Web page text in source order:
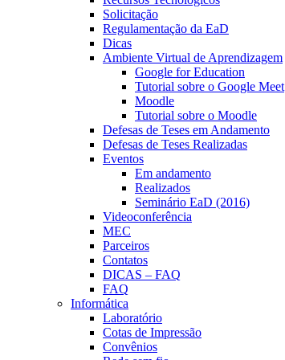
Solicitação
Regulamentação da EaD
Dicas
Ambiente Virtual de Aprendizagem
Google for Education
Tutorial sobre o Google Meet
Moodle
Tutorial sobre o Moodle
Defesas de Teses em Andamento
Defesas de Teses Realizadas
Eventos
Em andamento
Realizados
Seminário EaD (2016)
Videoconferência
MEC
Parceiros
Contatos
DICAS – FAQ
FAQ
Informática
Laboratório
Cotas de Impressão
Convênios